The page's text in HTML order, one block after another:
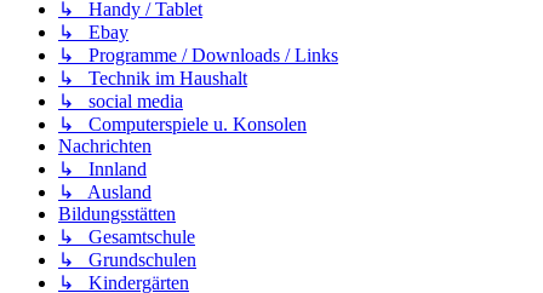
↳ Handy / Tablet
↳ Ebay
↳ Programme / Downloads / Links
↳ Technik im Haushalt
↳ social media
↳ Computerspiele u. Konsolen
Nachrichten
↳ Innland
↳ Ausland
Bildungsstätten
↳ Gesamtschule
↳ Grundschulen
↳ Kindergärten